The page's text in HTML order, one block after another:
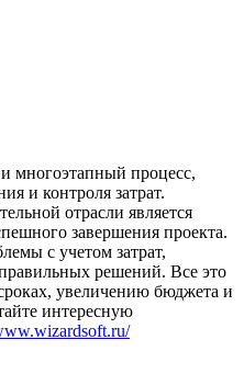
многоэтапный процесс,
и контроля затрат.
отрасли является
завершения проекта.
с учетом затрат,
решений. Все это
увеличению бюджета и
интересную